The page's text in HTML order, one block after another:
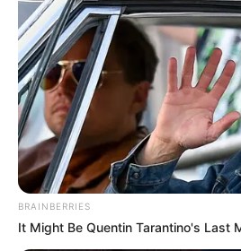
bySzerző • May 10, 2026
BRAINBERRIES
It Might Be Quentin Tarantino's Last